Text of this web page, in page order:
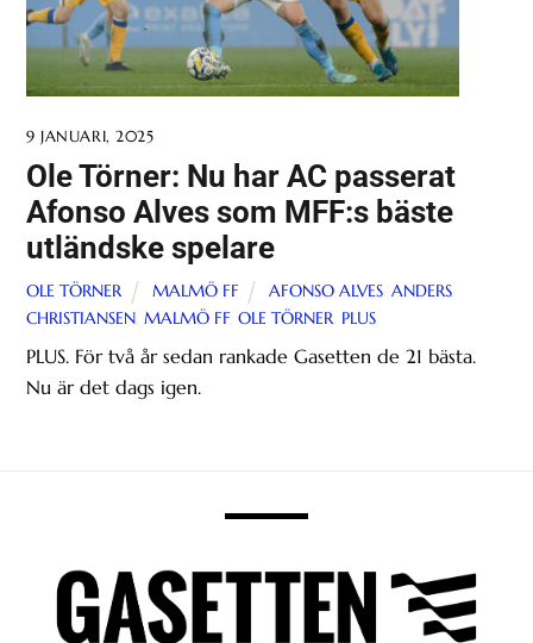
9 JANUARI, 2025
Ole Törner: Nu har AC passerat
Afonso Alves som MFF:s bäste
utländske spelare
OLE TÖRNER MALMÖ FF AFONSO ALVES,ANDERS
CHRISTIANSEN,MALMÖ FF,OLE TÖRNER, PLUS
PLUS. För två år sedan rankade Gasetten de 21 bästa.
Nu är det dags igen.